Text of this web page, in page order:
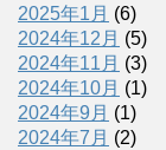
2025年1月 (6)
2024年12月 (5)
2024年11月 (3)
2024年10月 (1)
2024年9月 (1)
2024年7月 (2)